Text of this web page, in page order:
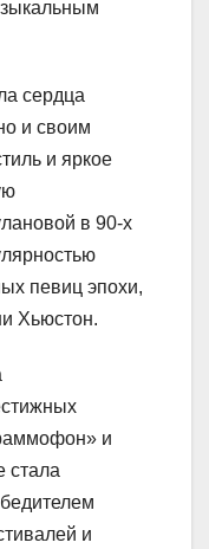
сердца
и своим
и яркое
в 90-х
певиц эпохи,
Хьюстон.
и
стала
и